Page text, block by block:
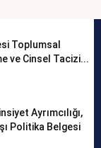
Toplumsal
ve Cinsel Tacizi...
Ayrımcılığı,
Politika Belgesi